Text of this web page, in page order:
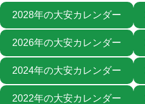
2028年の大安カレンダー
2026年の大安カレンダー
2024年の大安カレンダー
2022年の大安カレンダー